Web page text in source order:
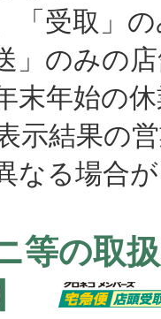
取」の
みの店
末年始の
示結果の
る場合が
等の取